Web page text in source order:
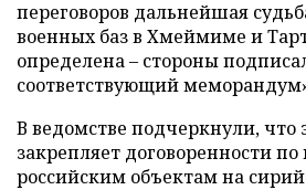
переговоров дальнейшая
военных баз в Хмеймиме и
определена – стороны
соответствующий
В ведомстве подчеркнули, что
закрепляет договоренности
российским объектам на